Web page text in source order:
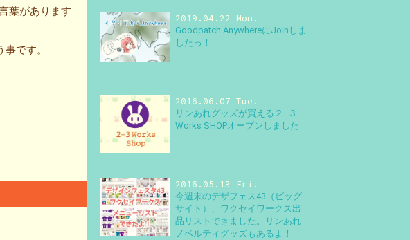
葉があります
です。
2019.04.22 Mon.
Goodpatch AnywhereにJoinしま
したっ！
2016.06.07 Tue.
リンあれグッズが買える２−３
Works SHOPオープンしました
2016.05.13 Fri.
今週末のデザフェス43（ビッグ
サイト）、ワクセイワークス出
品リストできました。リンあれ
ノベルティグッズもあるよ！